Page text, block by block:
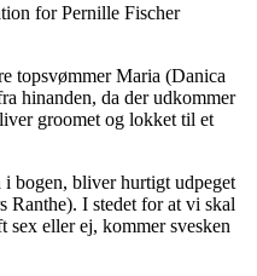
for Pernille Fischer
topsvømmer Maria (Danica
hinanden, da der udkommer
groomet og lokket til et
bogen, bliver hurtigt udpeget
I stedet for at vi skal
sex eller ej, kommer svesken